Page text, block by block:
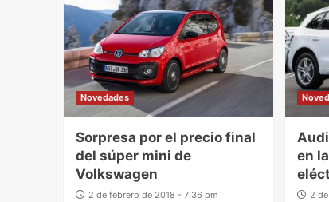
Novedades
Sorpresa por el precio final
del súper mini de
Volkswagen
2 de febrero de 2018 - 7:36 pm
en
2